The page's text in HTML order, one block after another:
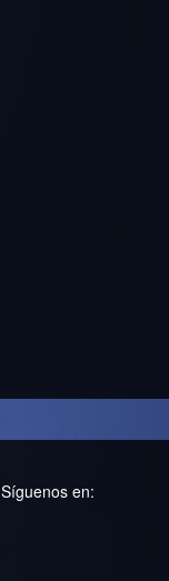
Síguenos en: